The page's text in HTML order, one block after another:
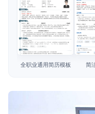
AI 职场工具 New
简历模板
简历教程
查看模板
全职业通用简历模板
查
简